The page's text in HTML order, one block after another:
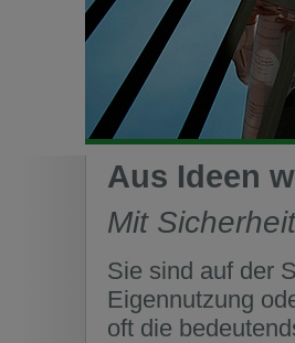
Aus Ideen
Mit
Sie sind auf der
Eigennutzung
oft die